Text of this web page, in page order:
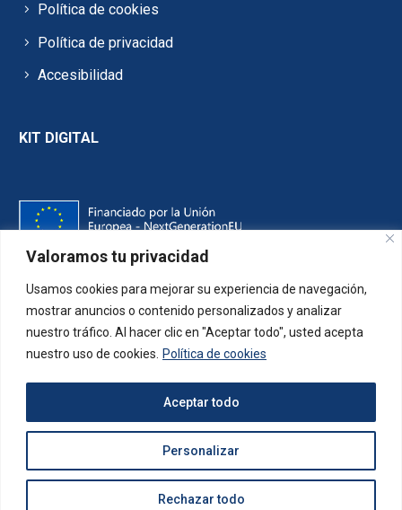
Valoramos tu privacidad
Usamos cookies para mejorar su experiencia de navegación,
mostrar anuncios o contenido personalizados y analizar
nuestro tráfico. Al hacer clic en "Aceptar todo", usted acepta
nuestro uso de cookies. Política de cookies
Personalizar
Rechazar todo
Aceptar todo
Política de cookies
Política de privacidad
Accesibilidad
KIT DIGITAL
2023 © Creado por 7Clicks para Aislamientos Lorsan